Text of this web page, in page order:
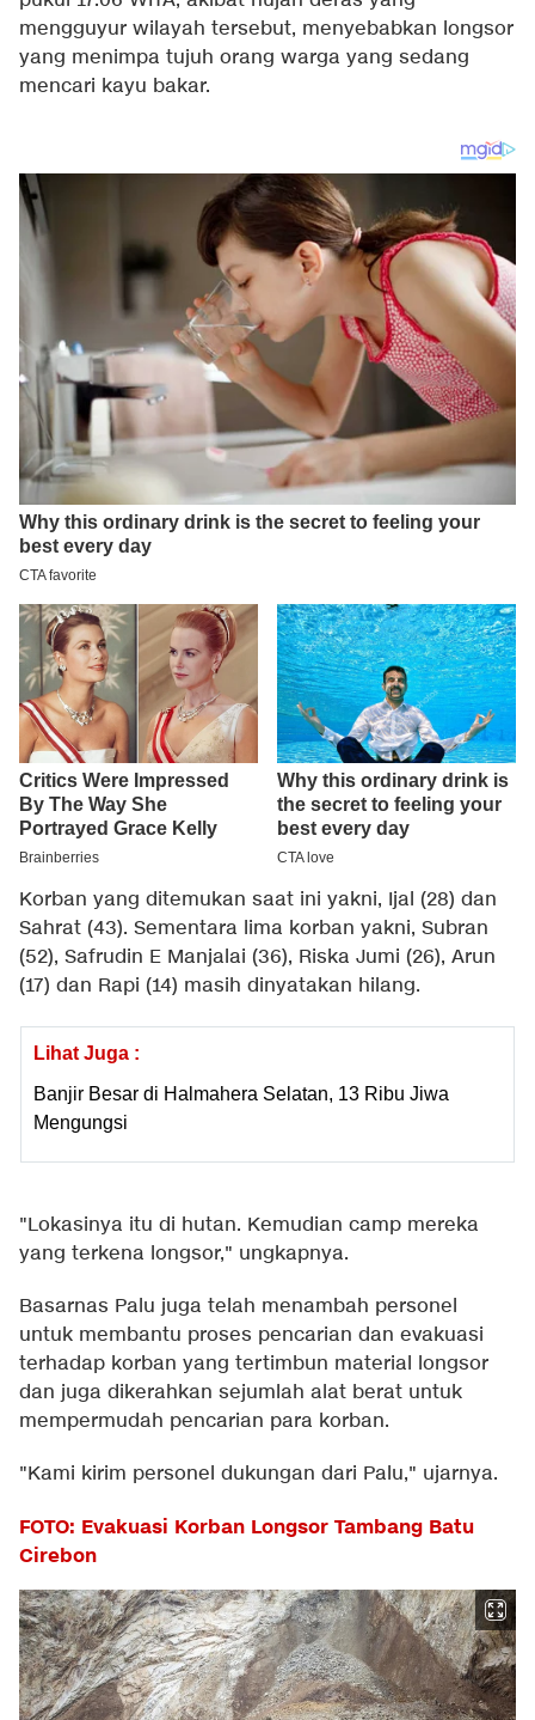
mengguyur wilayah tersebut, menyebabkan longsor
yang menimpa tujuh orang warga yang sedang
mencari kayu bakar.
Korban yang ditemukan saat ini yakni, Ijal (28) dan
Sahrat (43). Sementara lima korban yakni, Subran
(52), Safrudin E Manjalai (36), Riska Jumi (26), Arun
(17) dan Rapi (14) masih dinyatakan hilang.
Lihat Juga :
Banjir Besar di Halmahera Selatan, 13 Ribu Jiwa
Mengungsi
"Lokasinya itu di hutan. Kemudian camp mereka
yang terkena longsor," ungkapnya.
Basarnas Palu juga telah menambah personel
untuk membantu proses pencarian dan evakuasi
terhadap korban yang tertimbun material longsor
dan juga dikerahkan sejumlah alat berat untuk
mempermudah pencarian para korban.
"Kami kirim personel dukungan dari Palu," ujarnya.
FOTO: Evakuasi Korban Longsor Tambang Batu
Cirebon